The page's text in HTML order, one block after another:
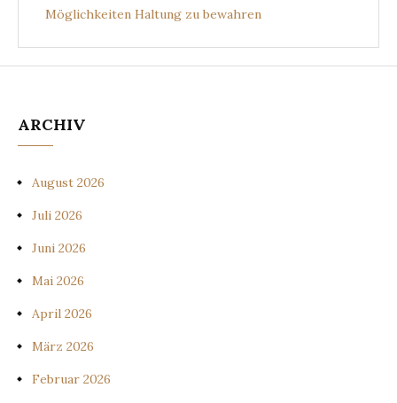
Möglichkeiten Haltung zu bewahren
ARCHIV
August 2026
Juli 2026
Juni 2026
Mai 2026
April 2026
März 2026
Februar 2026